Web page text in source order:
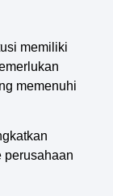
memiliki
memenuhi
perusahaan